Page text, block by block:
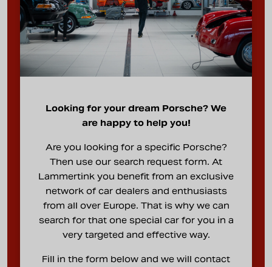
Looking for your dream Porsche? We
are happy to help you!
Are you looking for a specific Porsche?
Then use our search request form. At
Lammertink you benefit from an exclusive
network of car dealers and enthusiasts
from all over Europe. That is why we can
search for that one special car for you in a
very targeted and effective way.
Fill in the form below and we will contact